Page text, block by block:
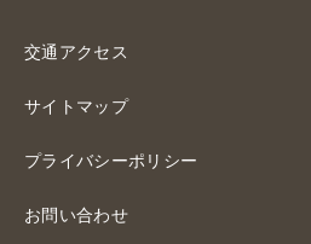
交通アクセス
サイトマップ
プライバシーポリシー
お問い合わせ